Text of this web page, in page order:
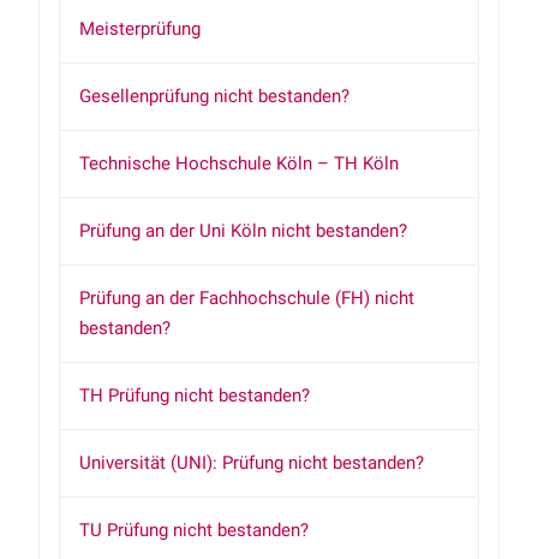
Meisterprüfung
Gesellenprüfung nicht bestanden?
Technische Hochschule Köln – TH Köln
Prüfung an der Uni Köln nicht bestanden?
Prüfung an der Fachhochschule (FH) nicht
bestanden?
TH Prüfung nicht bestanden?
Universität (UNI): Prüfung nicht bestanden?
TU Prüfung nicht bestanden?